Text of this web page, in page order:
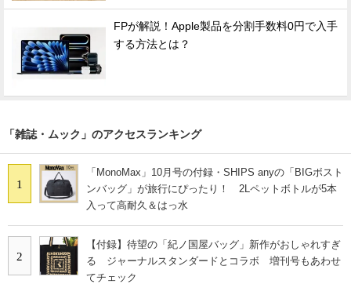
FPが解説！Apple製品を分割手数料0円で入手
する方法とは？
「雑誌・ムック」のアクセスランキング
1
「MonoMax」10月号の付録・SHIPS anyの「BIGボスト
ンバッグ」が旅行にぴったり！ 2Lペットボトルが5本
入って高耐久＆はっ水
2
【付録】待望の「紀ノ国屋バッグ」新作がおしゃれすぎ
る ジャーナルスタンダードとコラボ 増刊号もあわせ
てチェック